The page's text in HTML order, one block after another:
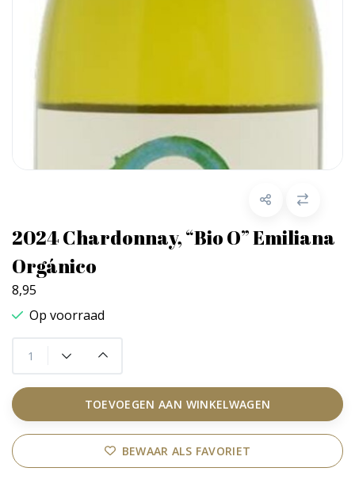
2024 Chardonnay, “Bio O” Emiliana
Orgánico
8,95
Op voorraad
TOEVOEGEN AAN WINKELWAGEN
BEWAAR ALS FAVORIET